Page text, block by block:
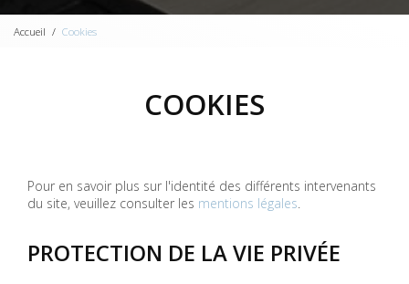
Accueil Cookies
COOKIES
Pour en savoir plus sur l'identité des différents intervenants
du site, veuillez consulter les mentions légales.
PROTECTION DE LA VIE PRIVÉE